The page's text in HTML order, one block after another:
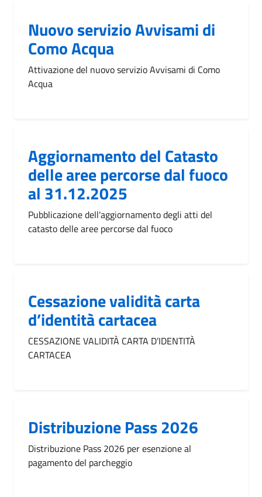
Nuovo servizio Avvisami di
Como Acqua
Attivazione del nuovo servizio Avvisami di Como
Acqua
Aggiornamento del Catasto
delle aree percorse dal fuoco
al 31.12.2025
Pubblicazione dell'aggiornamento degli atti del
catasto delle aree percorse dal fuoco
Cessazione validità carta
d’identità cartacea
CESSAZIONE VALIDITÀ CARTA D’IDENTITÀ
CARTACEA
Distribuzione Pass 2026
Distribuzione Pass 2026 per esenzione al
pagamento del parcheggio